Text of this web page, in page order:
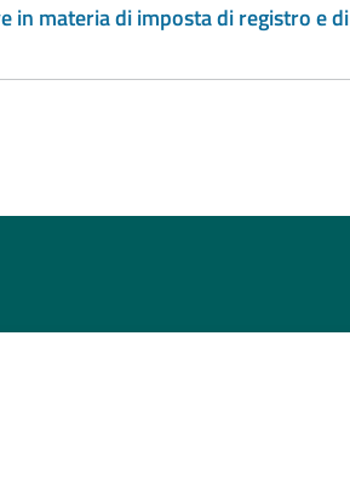
in materia di imposta di registro e di